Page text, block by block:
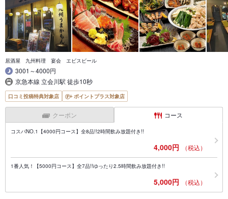
居酒屋 九州料理 宴会 エビスビール
3001～4000円
京急本線 立会川駅 徒歩10秒
口コミ投稿特典対象店 ポイントプラス対象店
クーポン コース
コスパNO.1【4000円コース】全8品!!2時間飲み放題付き!!
4,000円 （税込）
1番人気！【5000円コース】全7品!!ゆったり2.5時間飲み放題付き!!
5,000円 （税込）